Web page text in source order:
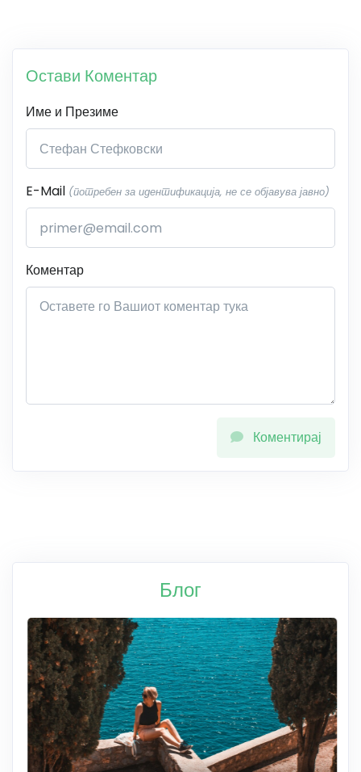
Остави Коментар
Име и Презиме
E-Mail (потребен за идентификација, не се објавува јавно)
Коментар
Коментирај
Блог